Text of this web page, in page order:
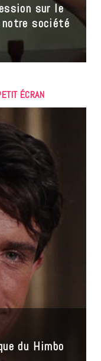
sur le
société
ÉCRAN
du Himbo